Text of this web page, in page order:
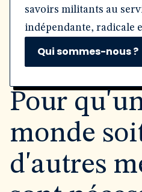
savoirs militants au
indépendante, radicale
Qui sommes-nous ?
Pour
monde
d'autres